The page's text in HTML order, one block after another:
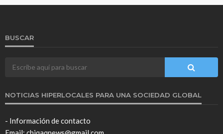
BUSCAR
NOTICIAS HIPERLOCALES PARA UNA SOCIEDAD GLOBAL
- Información de contacto